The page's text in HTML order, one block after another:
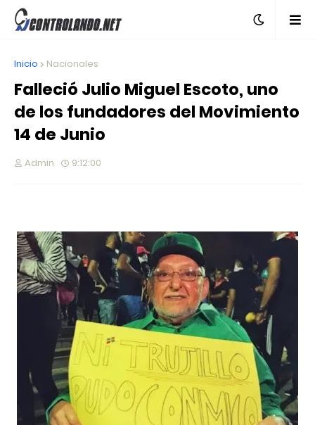
Inicio Nacionales
Falleció Julio Miguel Escoto, uno
de los fundadores del Movimiento
14 de Junio
Admin 9:12:00